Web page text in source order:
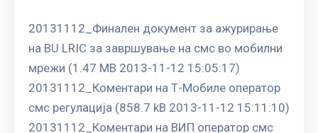
20131112_Финален документ за ажурирање
на BU LRIC за завршување на смс во мобилни
мрежи (1.47 MB 2013-11-12 15:05:17)
20131112_Коментари на Т-Мобиле оператор
смс регулација (858.7 kB 2013-11-12 15:11:10)
20131112_Коментари на ВИП оператор смс